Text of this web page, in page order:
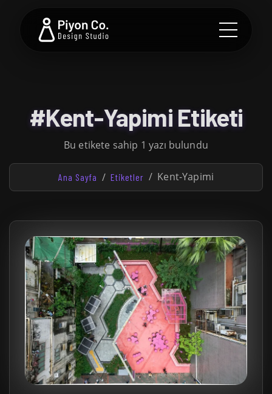
#Kent-Yapimi Etiketi
Bu etikete sahip 1 yazı bulundu
Ana Sayfa Etiketler Kent-Yapimi